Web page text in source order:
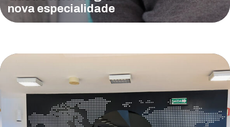
nova especialidade